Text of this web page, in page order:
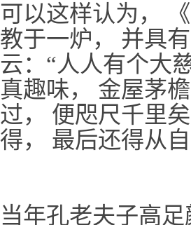
可以这样认为，
教于一炉， 并具
云：“人人有个大
真趣味， 金屋茅
过， 便咫尺千里
得， 最后还得从
当年孔老夫子高